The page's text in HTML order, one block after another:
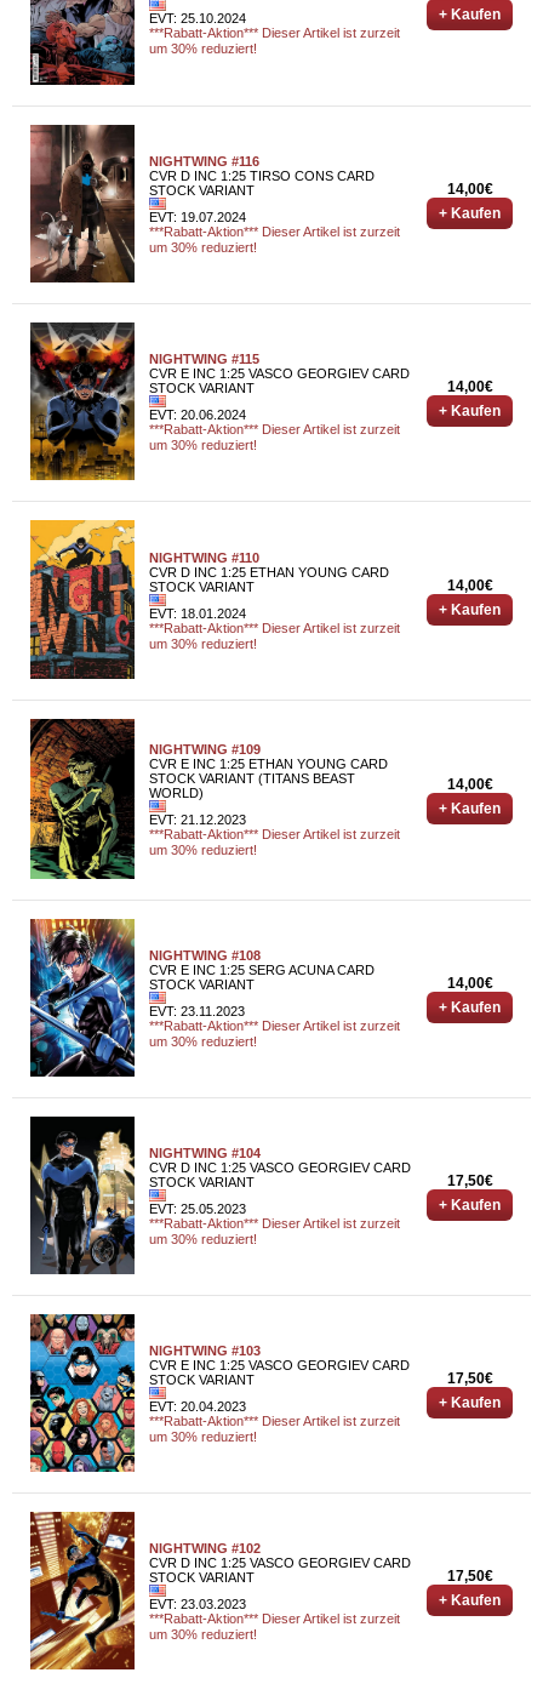
EVT: 25.10.2024
***Rabatt-Aktion*** Dieser Artikel ist zurzeit
um 30% reduziert!
+ Kaufen
NIGHTWING #116
CVR D INC 1:25 TIRSO CONS CARD
STOCK VARIANT
EVT: 19.07.2024
***Rabatt-Aktion*** Dieser Artikel ist zurzeit
um 30% reduziert!
14,00€
+ Kaufen
NIGHTWING #115
CVR E INC 1:25 VASCO GEORGIEV CARD
STOCK VARIANT
EVT: 20.06.2024
***Rabatt-Aktion*** Dieser Artikel ist zurzeit
um 30% reduziert!
14,00€
+ Kaufen
NIGHTWING #110
CVR D INC 1:25 ETHAN YOUNG CARD
STOCK VARIANT
EVT: 18.01.2024
***Rabatt-Aktion*** Dieser Artikel ist zurzeit
um 30% reduziert!
14,00€
+ Kaufen
NIGHTWING #109
CVR E INC 1:25 ETHAN YOUNG CARD
STOCK VARIANT (TITANS BEAST
WORLD)
EVT: 21.12.2023
***Rabatt-Aktion*** Dieser Artikel ist zurzeit
um 30% reduziert!
14,00€
+ Kaufen
NIGHTWING #108
CVR E INC 1:25 SERG ACUNA CARD
STOCK VARIANT
EVT: 23.11.2023
***Rabatt-Aktion*** Dieser Artikel ist zurzeit
um 30% reduziert!
14,00€
+ Kaufen
NIGHTWING #104
CVR D INC 1:25 VASCO GEORGIEV CARD
STOCK VARIANT
EVT: 25.05.2023
***Rabatt-Aktion*** Dieser Artikel ist zurzeit
um 30% reduziert!
17,50€
+ Kaufen
NIGHTWING #103
CVR E INC 1:25 VASCO GEORGIEV CARD
STOCK VARIANT
EVT: 20.04.2023
***Rabatt-Aktion*** Dieser Artikel ist zurzeit
um 30% reduziert!
17,50€
+ Kaufen
NIGHTWING #102
CVR D INC 1:25 VASCO GEORGIEV CARD
STOCK VARIANT
EVT: 23.03.2023
***Rabatt-Aktion*** Dieser Artikel ist zurzeit
um 30% reduziert!
17,50€
+ Kaufen